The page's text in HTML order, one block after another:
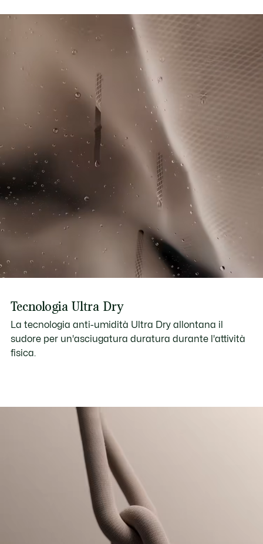
Tecnologia anti-odore
Coccodrillo in silicone sulla parte posteriore
NON ASCIUGARE A SECCO
FERRO A BASSA TEMPERATURA MAX 110
GRADI CELSIUS
NON LAVARE A SECCO
ASCIUGARE STESO
processo di produzione. Trasparenza della catena del
valore, conoscenza dei fornitori e dell'ecosistema... nessun
filo si intreccia senza la supervisione del Coccodrillo.
Scopri di più qui
Tecnologia Ultra Dry
La tecnologia anti-umidità Ultra Dry allontana il
sudore per un'asciugatura duratura durante l'attività
fisica.